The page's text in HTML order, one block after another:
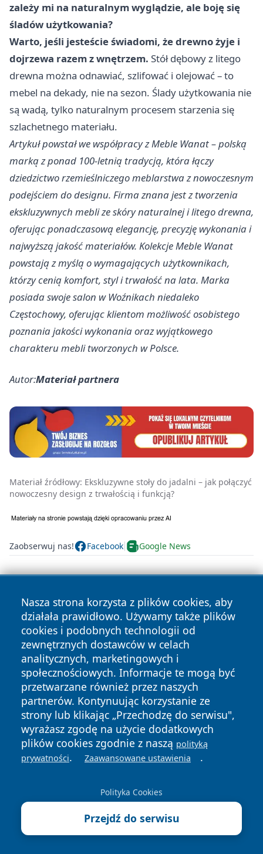
zależy mi na naturalnym wyglądzie, ale boję się
śladów użytkowania?
Warto, jeśli jesteście świadomi, że drewno żyje i
dojrzewa razem z wnętrzem. Stół dębowy z litego
drewna można odnawiać, szlifować i olejować – to
mebel na dekady, nie na sezon. Ślady użytkowania nie
są wadą, tylko naturalnym procesem starzenia się
szlachetnego materiału.
Artykuł powstał we współpracy z Meble Wanat – polską
marką z ponad 100-letnią tradycją, która łączy
dziedzictwo rzemieślniczego meblarstwa z nowoczesnym
podejściem do designu. Firma znana jest z tworzenia
ekskluzywnych mebli ze skóry naturalnej i litego drewna,
oferując ponadczasową elegancję, precyzję wykonania i
najwyższą jakość materiałów. Kolekcje Meble Wanat
powstają z myślą o wymagających użytkownikach,
którzy cenią komfort, styl i trwałość na lata. Marka
posiada swoje salon w Woźnikach niedaleko
Częstochowy, oferując klientom możliwość osobistego
poznania jakości wykonania oraz wyjątkowego
charakteru mebli tworzonych w Polsce.
Autor:Materiał partnera
Materiał źródłowy: Ekskluzywne stoły do jadalni – jak połączyć
nowoczesny design z trwałością i funkcją?
Zaobserwuj nas! Facebook Google News
8 sierpnia 2026, 09:00
parkrun Leszno świętuje 600. edycję
jubileuszowym biegiem na 5 km
8 sierpnia 2026, 11:30
III Wystawa Taboru Kolejowego w
Lesznie: kolejowe atrakcje
8 sierpnia 2026, 15:00
VII Memoriał im. Edwarda Baldysa w
Lesznie
Malarstwo fotograficzne Krzysztofa
Nowaczyka – wernisaż wystawy
Nasza strona korzysta z plików cookies, aby
działała prawidłowo. Używamy także plików
cookies i podobnych technologii od
zewnętrznych dostawców w celach
analitycznych, marketingowych i
społecznościowych. Informacje te mogą być
przetwarzane również przez naszych
partnerów. Kontynuując korzystanie ze
strony lub klikając „Przechodzę do serwisu",
wyrażasz zgodę na użycie dodatkowych
plików cookies zgodnie z naszą polityką
prywatności. Zaawansowane ustawienia .
Polityka Cookies
Przejdź do serwisu